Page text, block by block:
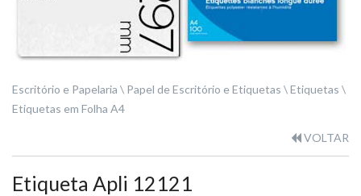
Escritório e Papelaria Papel de Escritório e Etiquetas
Etiquetas
Etiquetas em Folha A4
VOLTAR
Etiqueta Apli 12121